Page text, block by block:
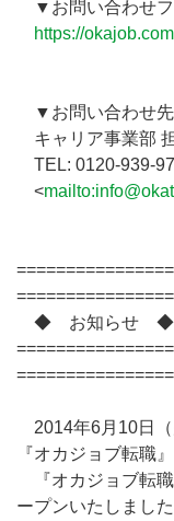
▼お問い合わせフ
https://
▼お問い合わせ先
キャリア事業部
TEL: 0120-939-
<
◆ お知らせ ◆
2014年6月10日（
『オカジョブ転職
『オカジョブ転
ープンいたしました